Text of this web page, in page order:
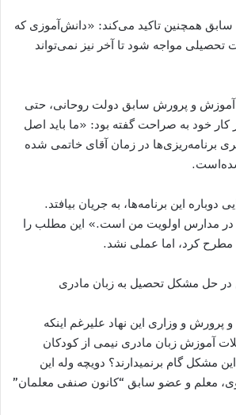
همچنین تاکید می‌کند: «دانش‌آموزی که
تحصیلی مواجه شود تا آخر نیز نمی‌تواند
آموزش و پرورش سابق دولت روحانی، حتی
خود به صراحت گفته بود: «ما باید اصل
سری برنامه‌ریزی‌ها در زمان آقای خاتمی شده
دوباره این برنامه‌ها، به جریان بیافتد.
در مدارس اولویت من است.» این مطلب را
کرد، اما عملی نشد.
حل مشکل تحصیل به زبان مادری
پرورش و وزاری این نهاد علیرغم اینکه
آموزش زبان مادری نیمی از کودکان
مشکل گام برنمی​دارند؟ دویچه وله این
معلم و عضو سابق “کانون صنفی معلمان”